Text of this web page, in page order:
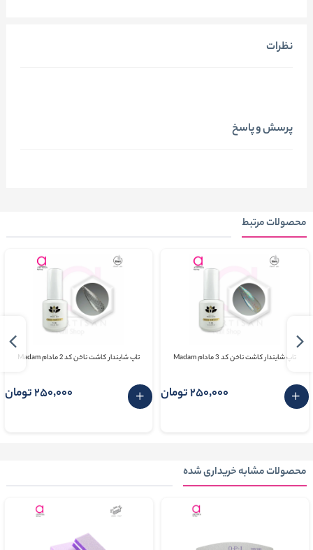
نظرات
پرسش و پاسخ
محصولات مرتبط
تاپ شایندار کاشت ناخن کد 3 مادام Madam
250٬000 تومان
تاپ شایندار کاشت ناخن کد 2 مادام Madam
250٬000 تومان
محصولات مشابه خریداری شده